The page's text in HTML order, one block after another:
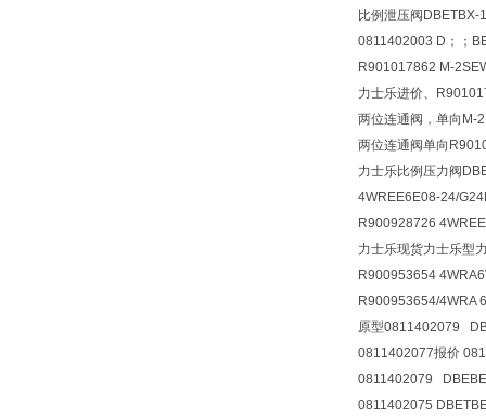
比例泄压阀 DBETBX-
0811402003 D；；
R901017862 M-
力士乐进价、
两位连通阀，单向 M-
两位连通阀单向
力士乐比例压力阀
4WREE6E08-24/
R900928726
力士乐现货力士乐型
R900953654
R900953654/4WRA
原型0811402079
0811402077报价
0811402079
0811402075